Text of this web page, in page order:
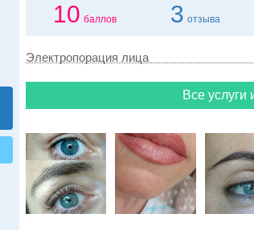
10 баллов 3 отзыва
Электропорация лица
Все услуги